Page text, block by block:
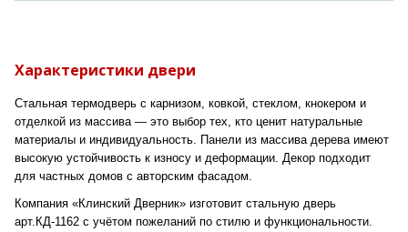
Характеристики двери
Стальная термодверь с карнизом, ковкой, стеклом, кнокером и
отделкой из массива — это выбор тех, кто ценит натуральные
материалы и индивидуальность. Панели из массива дерева имеют
высокую устойчивость к износу и деформации. Декор подходит
для частных домов с авторским фасадом.
Компания «Клинский Дверник» изготовит стальную дверь
арт.КД-1162 с учётом пожеланий по стилю и функциональности.